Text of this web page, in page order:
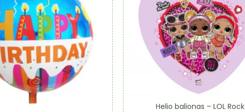
Helio balionas – LOL Rock